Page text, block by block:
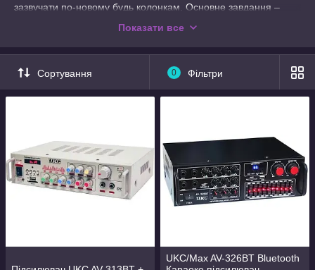
зазвучати по-новому будь колонкам. Основне завдання –
звучання живим і природним.
Показати все
Сортування 0 Фільтри
UKC/Max AV-326BT Bluetooth